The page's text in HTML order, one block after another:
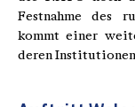
Festnahme des
kommt einer
deren